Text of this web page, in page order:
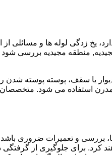
یخ زدگی لوله ها و مسائلی
منطقه مجیدیه بررسی شود
یا سقف، پوسته پوسته
مدرن استفاده می شود.
بررسی و تعمیرات ضروری
کرد. برای جلوگیری از